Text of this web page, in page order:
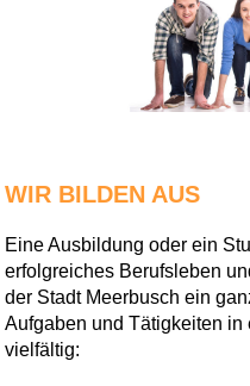
WIR BILDEN AUS
Eine Ausbildung oder ein
erfolgreiches Berufsleben
der Stadt Meerbusch ein
Aufgaben und Tätigkeiten
vielfältig: